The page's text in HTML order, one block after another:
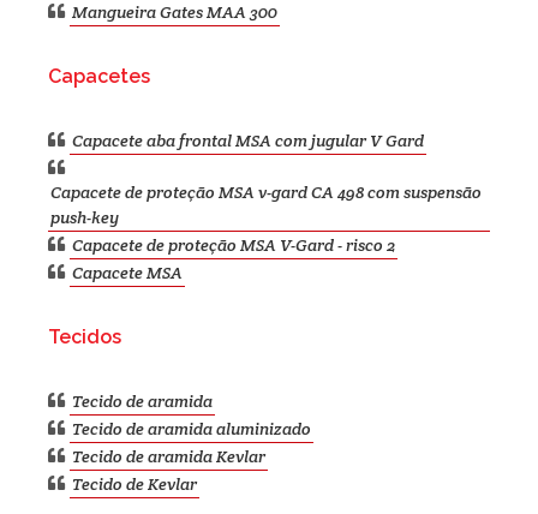
Mangueira Gates MAA 300
Capacetes
Capacete aba frontal MSA com jugular V Gard
Capacete de proteção MSA v-gard CA 498 com suspensão
push-key
Capacete de proteção MSA V-Gard - risco 2
Capacete MSA
Tecidos
Tecido de aramida
Tecido de aramida aluminizado
Tecido de aramida Kevlar
Tecido de Kevlar